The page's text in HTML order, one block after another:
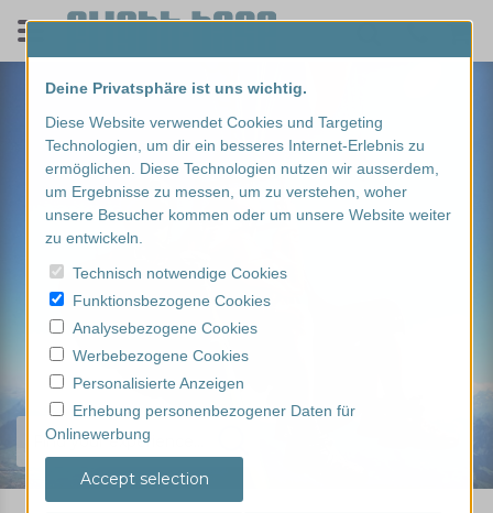
Find your experience...
Deine Privatsphäre ist uns wichtig.
Diese Website verwendet Cookies und Targeting
Technologien, um dir ein besseres Internet-Erlebnis zu
ermöglichen. Diese Technologien nutzen wir ausserdem,
um Ergebnisse zu messen, um zu verstehen, woher
unsere Besucher kommen oder um unsere Website weiter
zu entwickeln.
Technisch notwendige Cookies
Funktionsbezogene Cookies
Analysebezogene Cookies
Werbebezogene Cookies
Personalisierte Anzeigen
Erhebung personenbezogener Daten für
Onlinewerbung